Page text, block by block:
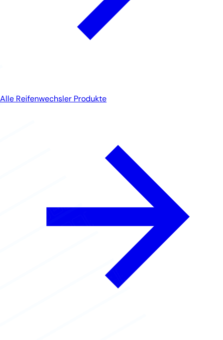
Alle Reifenwechsler Produkte